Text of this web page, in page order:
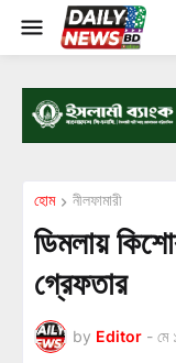
হোম নীলফামারী
ডিমলায়
গ্রেফতার
by Editor - মে